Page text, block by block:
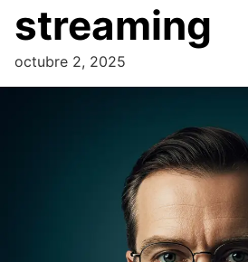
streaming
octubre 2, 2025